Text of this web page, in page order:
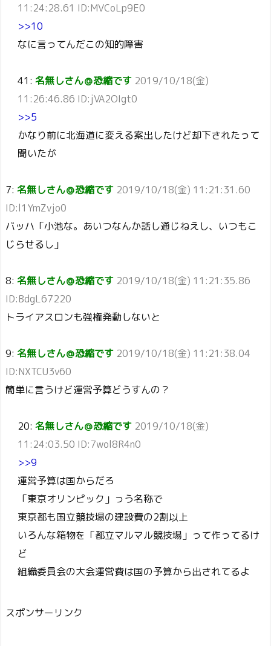
11:24:28.61 ID:MVCoLp9E0
>>10
なに言ってんだこの知的障害
41: 名無しさん＠恐縮です 2019/10/18(金)
11:26:46.86 ID:jVA2OIgt0
>>5
かなり前に北海道に変える案出したけど却下されたって
聞いたが
7: 名無しさん＠恐縮です 2019/10/18(金) 11:21:31.60
ID:l1YmZvjo0
バッハ「小池な。あいつなんか話し通じねえし、いつもこ
じらせるし」
8: 名無しさん＠恐縮です 2019/10/18(金) 11:21:35.86
ID:BdgL67220
トライアスロンも強権発動しないと
9: 名無しさん＠恐縮です 2019/10/18(金) 11:21:38.04
ID:NXTCU3v60
簡単に言うけど運営予算どうすんの？
20: 名無しさん＠恐縮です 2019/10/18(金)
11:24:03.50 ID:7wol8R4n0
>>9
運営予算は国からだろ
「東京オリンピック」っう名称で
東京都も国立競技場の建設費の2割以上
いろんな箱物を「都立マルマル競技場」って作ってるけ
ど
組織委員会の大会運営費は国の予算から出されてるよ
スポンサーリンク